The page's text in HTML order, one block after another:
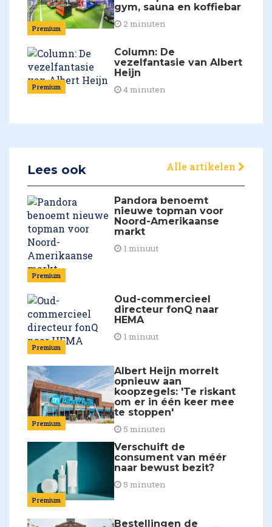
Premium
gym, sauna en koffiebar
2 minuten
Premium
Column: De
vezelfantasie van Albert
Heijn
4 minuten
Lees ook Alle artikelen
Premium
Pandora benoemt
nieuwe topman voor
Noord-Amerikaanse
markt
1 minuut
Premium
Oud-commercieel
directeur fonQ naar
HEMA
1 minuut
Premium
Albert Heijn morrelt
opnieuw aan
koopzegels: 'Te riskant
om er in één keer mee
te stoppen'
5 minuten
Premium
Verschuift de
consument van méér
naar bewust bezit?
5 minuten
Bestellingen de